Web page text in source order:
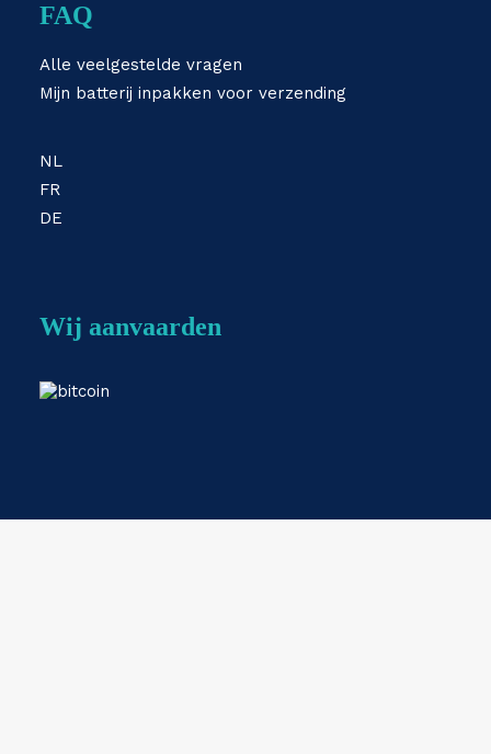
FAQ
Alle veelgestelde vragen
Mijn batterij inpakken voor verzending
NL
FR
DE
Wij aanvaarden